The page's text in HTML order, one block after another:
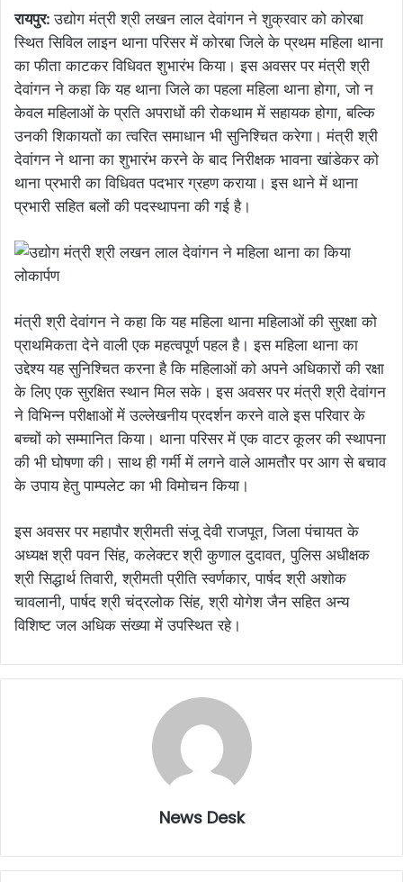
रायपुर:उद्योग मंत्री श्री लखन लाल देवांगन ने शुक्रवार को कोरबा
स्थित सिविल लाइन थाना परिसर में कोरबा जिले के प्रथम महिला थाना
का फीता काटकर विधिवत शुभारंभ किया। इस अवसर पर मंत्री श्री
देवांगन ने कहा कि यह थाना जिले का पहला महिला थाना होगा, जो न
केवल महिलाओं के प्रति अपराधों की रोकथाम में सहायक होगा, बल्कि
उनकी शिकायतों का त्वरित समाधान भी सुनिश्चित करेगा। मंत्री श्री
देवांगन ने थाना का शुभारंभ करने के बाद निरीक्षक भावना खांडेकर को
थाना प्रभारी का विधिवत पदभार ग्रहण कराया। इस थाने में थाना
प्रभारी सहित बलों की पदस्थापना की गई है।
मंत्री श्री देवांगन ने कहा कि यह महिला थाना महिलाओं की सुरक्षा को
प्राथमिकता देने वाली एक महत्वपूर्ण पहल है। इस महिला थाना का
उद्देश्य यह सुनिश्चित करना है कि महिलाओं को अपने अधिकारों की रक्षा
के लिए एक सुरक्षित स्थान मिल सके। इस अवसर पर मंत्री श्री देवांगन
ने विभिन्न परीक्षाओं में उल्लेखनीय प्रदर्शन करने वाले इस परिवार के
बच्चों को सम्मानित किया। थाना परिसर में एक वाटर कूलर की स्थापना
की भी घोषणा की। साथ ही गर्मी में लगने वाले आमतौर पर आग से बचाव
के उपाय हेतु पाम्पलेट का भी विमोचन किया।
इस अवसर पर महापौर श्रीमती संजू देवी राजपूत, जिला पंचायत के
अध्यक्ष श्री पवन सिंह, कलेक्टर श्री कुणाल दुदावत, पुलिस अधीक्षक
श्री सिद्धार्थ तिवारी, श्रीमती प्रीति स्वर्णकार, पार्षद श्री अशोक
चावलानी, पार्षद श्री चंद्रलोक सिंह, श्री योगेश जैन सहित अन्य
विशिष्ट जल अधिक संख्या में उपस्थित रहे।
News Desk